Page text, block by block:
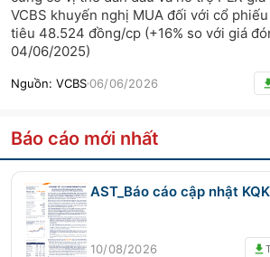
VCBS khuyến nghị MUA đối với cổ
tiêu 48.524 đồng/cp (+16% so với giá
04/06/2025)
Nguồn: VCBS 06/06/2026
Báo cáo mới nhất
AST_Báo cáo cập nhật
10/08/2026